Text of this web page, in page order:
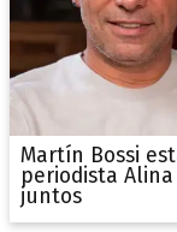
Martín Bossi
periodista
juntos